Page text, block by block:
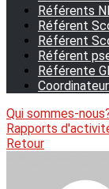
Référents
Référent
Référent
Référent
Référente
Qui sommes-
Rapports
Retour